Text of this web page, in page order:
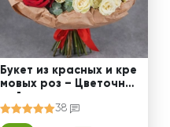
Букет из красных и кре
мовых роз – Цветочный
38